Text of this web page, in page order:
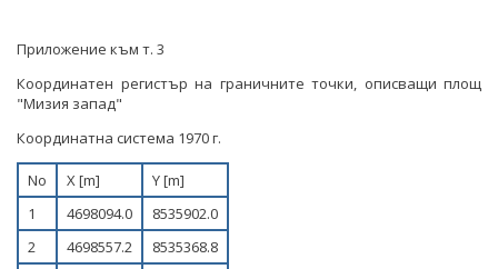
ИНИЦИАТИВА НА ЕВРОПЕЙСКАТА КОМИСИЯ ЗА
СЪГЛАСУВАНИ ЦЯЛОСТНИ ПРОЕКТИ ЗА ДОБИВ
ПРОЕКТИ
ПРЕКРАТЕНИ ПРОЦЕДУРИ
НАЦИОНАЛЕН ПЛАН ЗА ИНВЕСТИЦИИ
Приложение към т. 3
Координатен регистър на граничните точки, описващи площ
"Мизия запад"
Координатна система 1970 г.
No X [m]
Y [m]
1
4698094.0
8535902.0
2
4698557.2
8535368.8